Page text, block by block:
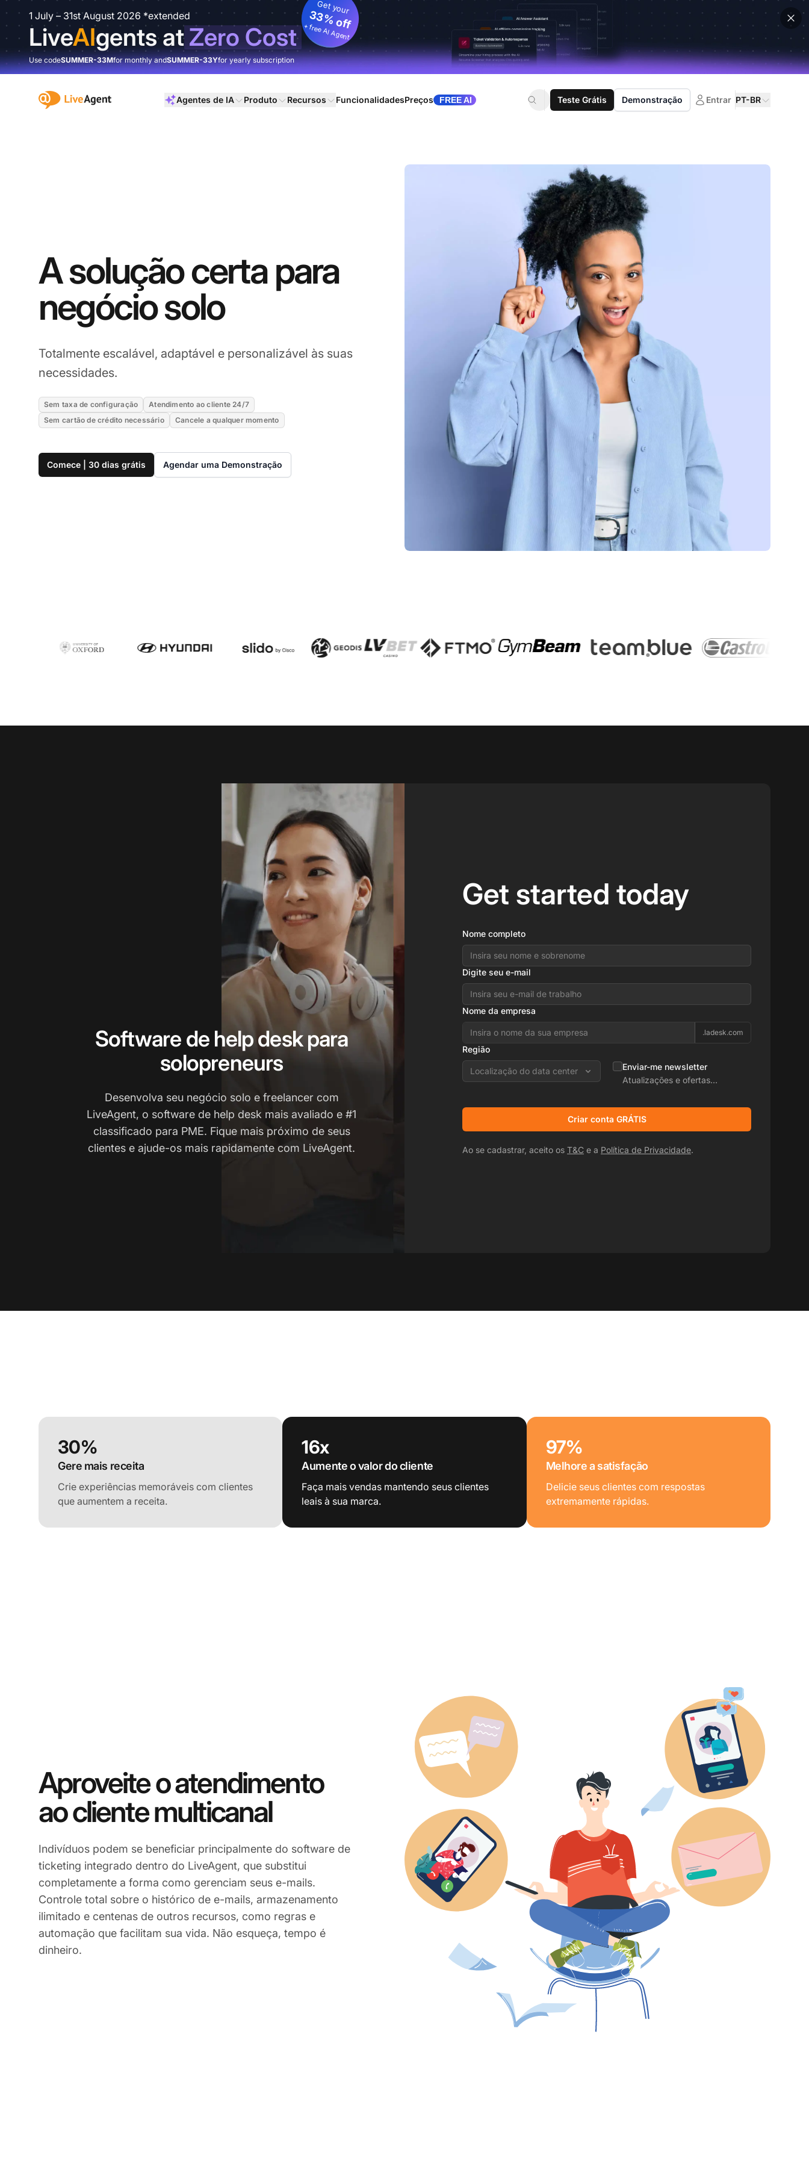
1 July – 31st August 2026 *extended
LiveAIgents atZero Cost
Get your
33% off
+ free AI Agent
Use codeSUMMER-33Mfor monthly andSUMMER-33Yfor yearly subscription
:site.title Agentes de IA Produto Recursos FuncionalidadesPreços FREE AI Teste Grátis Demonstração Entrar PT-BR
A solução certa para
negócio solo
Totalmente escalável, adaptável e personalizável às suas
necessidades.
Sem taxa de configuração
Atendimento ao cliente 24/7
Sem cartão de crédito necessário
Cancele a qualquer momento
Comece | 30 dias grátis Agendar uma Demonstração
Software de help desk para
solopreneurs
Desenvolva seu negócio solo e freelancer com
LiveAgent, o software de help desk mais avaliado e #1
classificado para PME. Fique mais próximo de seus
clientes e ajude-os mais rapidamente com LiveAgent.
Get started today
Nome completo
Digite seu e-mail
Nome da empresa
.ladesk.com
Região
Localização do data center
Enviar-me newsletter
Atualizações e ofertas
Criar conta GRÁTIS
Ao se cadastrar, aceito os T&C e a Política de Privacidade.
30%
Gere mais receita
Crie experiências memoráveis com clientes
que aumentem a receita.
16x
Aumente o valor do cliente
Faça mais vendas mantendo seus clientes
leais à sua marca.
97%
Melhore a satisfação
Delicie seus clientes com respostas
extremamente rápidas.
Aproveite o atendimento
ao cliente multicanal
Indivíduos podem se beneficiar principalmente do software de
ticketing integrado dentro do LiveAgent, que substitui
completamente a forma como gerenciam seus e-mails.
Controle total sobre o histórico de e-mails, armazenamento
ilimitado e centenas de outros recursos, como regras e
automação que facilitam sua vida. Não esqueça, tempo é
dinheiro.